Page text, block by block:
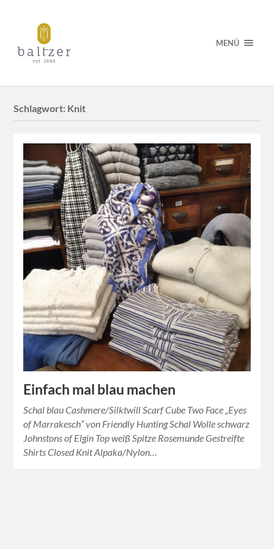
MENÜ
Schlagwort: Knit
Einfach mal blau machen
Schal blau Cashmere/Silktwill Scarf Cube Two Face „Eyes
of Marrakesch“ von Friendly Hunting Schal Wolle schwarz
Johnstons of Elgin Top weiß Spitze Rosemunde Gestreifte
Shirts Closed Knit Alpaka/Nylon…